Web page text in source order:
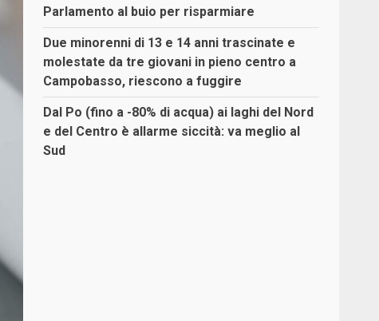
Parlamento al buio per risparmiare
Due minorenni di 13 e 14 anni trascinate e
molestate da tre giovani in pieno centro a
Campobasso, riescono a fuggire
Dal Po (fino a -80% di acqua) ai laghi del Nord
e del Centro è allarme siccità: va meglio al
Sud